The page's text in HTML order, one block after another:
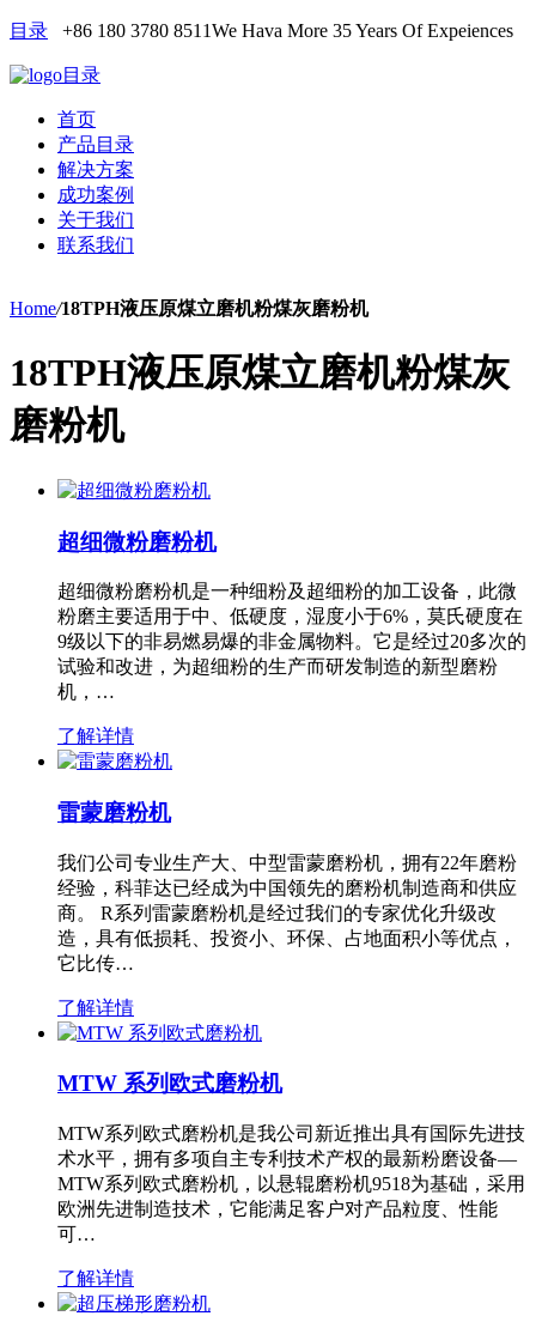
目录 +86 180 3780 8511We Hava More 35 Years Of Expeiences
目录
首页
产品目录
解决方案
成功案例
关于我们
联系我们
Home/18TPH液压原煤立磨机粉煤灰磨粉机
18TPH液压原煤立磨机粉煤灰
磨粉机
超细微粉磨粉机
超细微粉磨粉机是一种细粉及超细粉的加工设备，此微
粉磨主要适用于中、低硬度，湿度小于6%，莫氏硬度在
9级以下的非易燃易爆的非金属物料。它是经过20多次的
试验和改进，为超细粉的生产而研发制造的新型磨粉
机，…
了解详情
雷蒙磨粉机
我们公司专业生产大、中型雷蒙磨粉机，拥有22年磨粉
经验，科菲达已经成为中国领先的磨粉机制造商和供应
商。 R系列雷蒙磨粉机是经过我们的专家优化升级改
造，具有低损耗、投资小、环保、占地面积小等优点，
它比传…
了解详情
MTW 系列欧式磨粉机
MTW系列欧式磨粉机是我公司新近推出具有国际先进技
术水平，拥有多项自主专利技术产权的最新粉磨设备—
MTW系列欧式磨粉机，以悬辊磨粉机9518为基础，采用
欧洲先进制造技术，它能满足客户对产品粒度、性能
可…
了解详情